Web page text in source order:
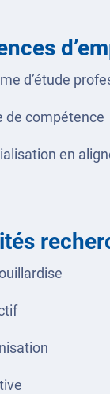
d’étude
de compétence
en